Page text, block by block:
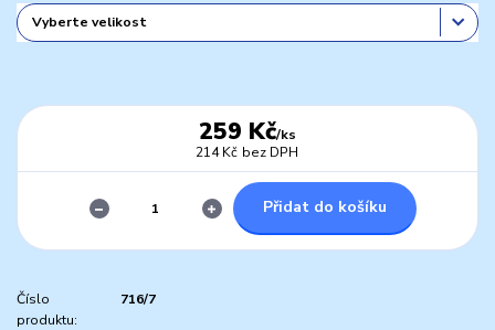
259 Kč/ks
214 Kč bez DPH
Přidat do košíku
Číslo
produktu:
716/7